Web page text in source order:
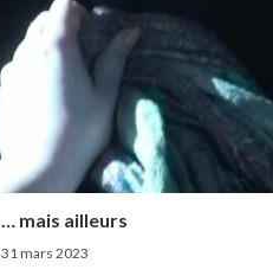
mais ailleurs
31 mars 2023